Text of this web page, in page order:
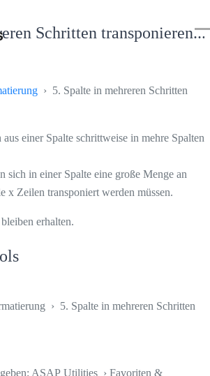
Schritten transponieren...
› 5. Spalte in mehreren Schritten
einer Spalte schrittweise in mehre Spalten
sich in einer Spalte eine große Menge an
x Zeilen transponiert werden müssen.
erhalten.
› 5. Spalte in mehreren Schritten
ASAP Utilities › Favoriten &